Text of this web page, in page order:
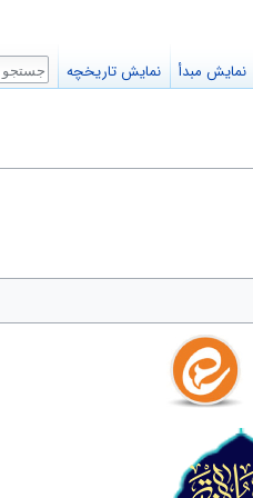
نمایش مبدأ نمایش تاریخچه